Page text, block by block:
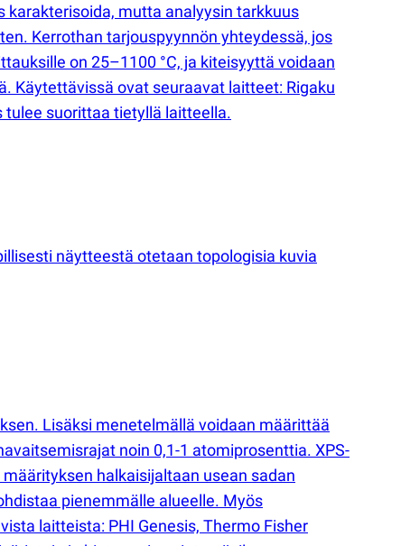
karakterisoida, mutta analyysin tarkkuus
Kerrothan tarjouspyynnön yhteydessä, jos
on 25–1100 °C, ja kiteisyyttä voidaan
Käytettävissä ovat seuraavat laitteet: Rigaku
tulee suorittaa tietyllä laitteella.
näytteestä otetaan topologisia kuvia
Lisäksi menetelmällä voidaan määrittää
noin 0,1-1 atomiprosenttia. XPS-
halkaisijaltaan usean sadan
pienemmälle alueelle. Myös
laitteista: PHI Genesis, Thermo Fisher